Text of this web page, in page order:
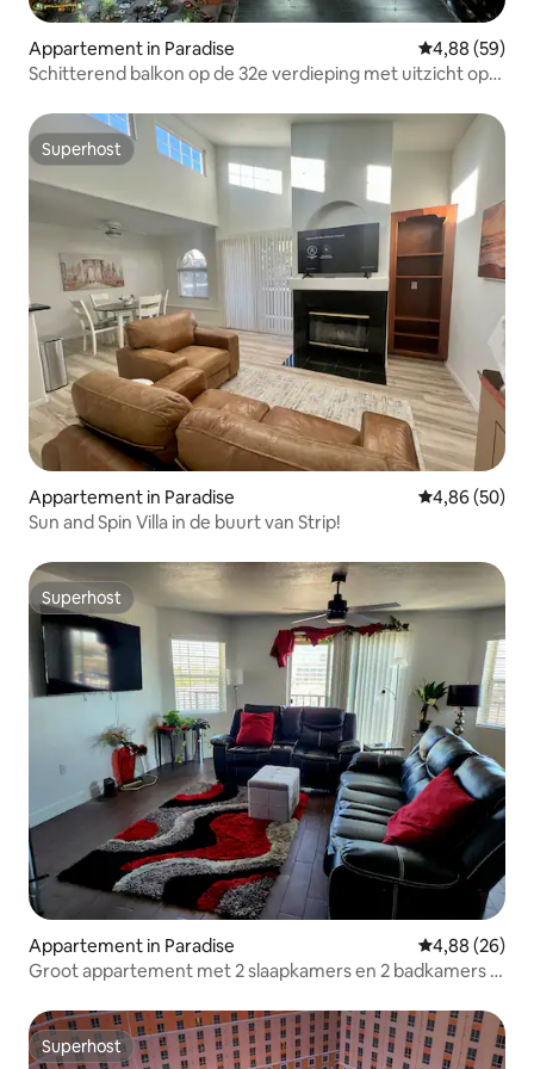
Appartement in Paradise Gemiddelde
4,88 (59)
Schitterend balkon op de 32e verdieping met uitzicht op
Superhost
Superhost
Appartement in Paradise Gemiddelde
4,86 (50)
Sun and Spin Villa in de buurt van Strip!
Superhost
Superhost
Appartement in Paradise Gemiddelde
4,88 (26)
Groot appartement met 2 slaapkamers en 2 badkamers in
Superhost
Superhost